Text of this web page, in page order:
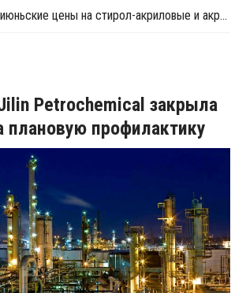
Trinseo поднимет июньские цены на стирол-акриловые и акриловые латексы для Северной Америки
Petrochemical закрыла
плановую профилактику